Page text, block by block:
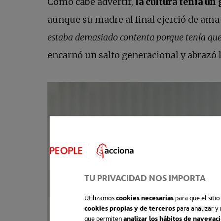
TU PRIVACIDAD NOS IMPORTA
Utilizamoscookies necesariaspara que el sitio
cookies propias y de tercerospara analizar y
que permitenanalizar los hábitos de
aunque su madre al final ejerció de ama
estaba demasiado contenta porque tenía
encarnó un salto generacional y